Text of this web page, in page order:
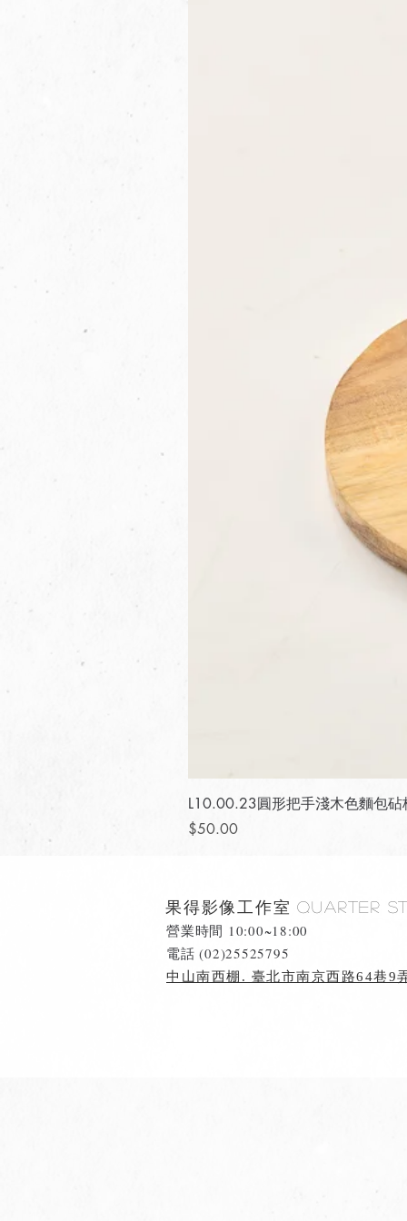
L10.00.23圓形把手淺木色麵包砧
價格
$50.00
果得影像工作室Quarter
營業時間 10:00~18:00
​電話 (02)25525795
中山南西棚. 臺北市南京西路64巷9